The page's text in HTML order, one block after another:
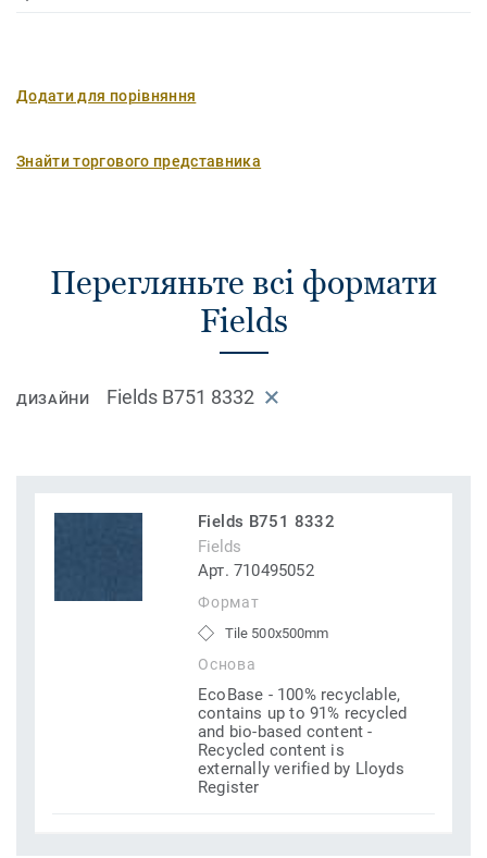
Додати для порівняння
Знайти торгового представника
Перегляньте всі формати
Fields
ДИЗАЙНИ Fields B751 8332
Fields B751 8332
Fields
Арт. 710495052
Формат
Tile 500x500mm
Основа
EcoBase - 100% recyclable,
contains up to 91% recycled
and bio-based content -
Recycled content is
externally verified by Lloyds
Register